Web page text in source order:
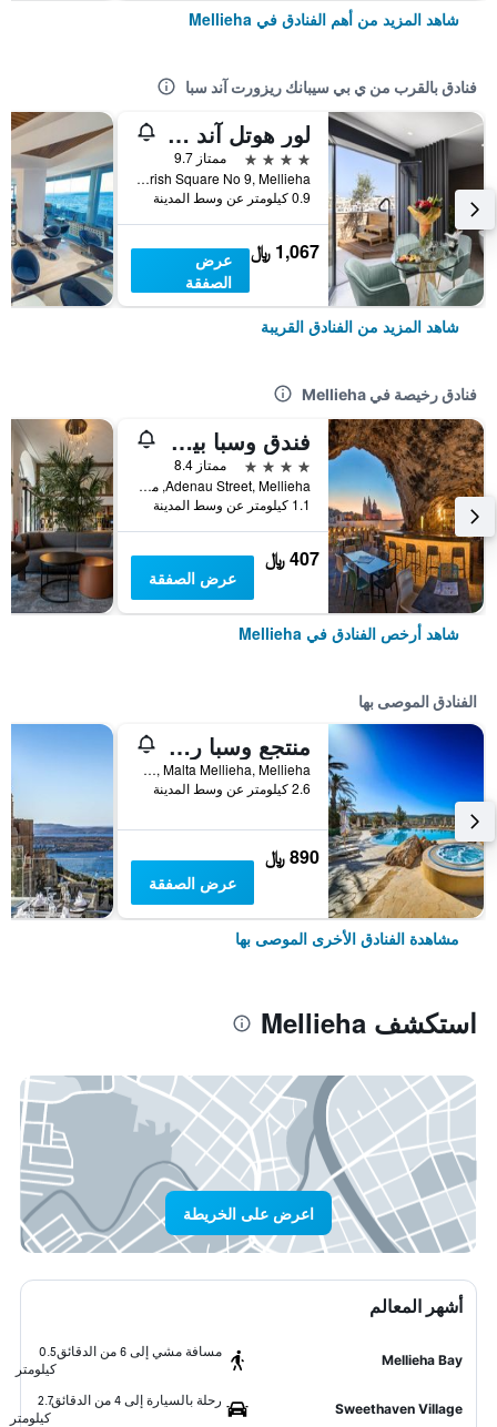
شاهد المزيد من أهم الفنادق في Mellieha
فنادق بالقرب من ي بي سيبانك ريزورت آند سبا
لور هوتل آند سبا - لبالغين فقط
4 نجوم
ممتاز 9.7
Parish Square No 9, Mellieha, مالطا
0.9 كيلومتر عن وسط المدينة
1,067 ﷼
عرض
الصفقة
شاهد المزيد من الفنادق القريبة
فنادق رخيصة في Mellieha
فندق وسبا بيرغولا
4 نجوم
ممتاز 8.4
Adenau Street, Mellieha, مالطا
1.1 كيلومتر عن وسط المدينة
407 ﷼
عرض الصفقة
شاهد أرخص الفنادق في Mellieha
الفنادق الموصى بها
منتجع وسبا راديسون بلو، غولدن ساندر مالطا
Golden Bay, Mlh 5510 Mellieha, Malta Mellieha, Mellieha, مالطا
2.6 كيلومتر عن وسط المدينة
890 ﷼
عرض الصفقة
مشاهدة الفنادق الأخرى الموصى بها
استكشف Mellieha
اعرض على الخريطة
أشهر المعالم
Mellieha Bay
مسافة مشي إلى 6 من الدقائق
0.5
كيلومتر
Sweethaven Village
رحلة بالسيارة إلى 4 من الدقائق
2.7
كيلومتر